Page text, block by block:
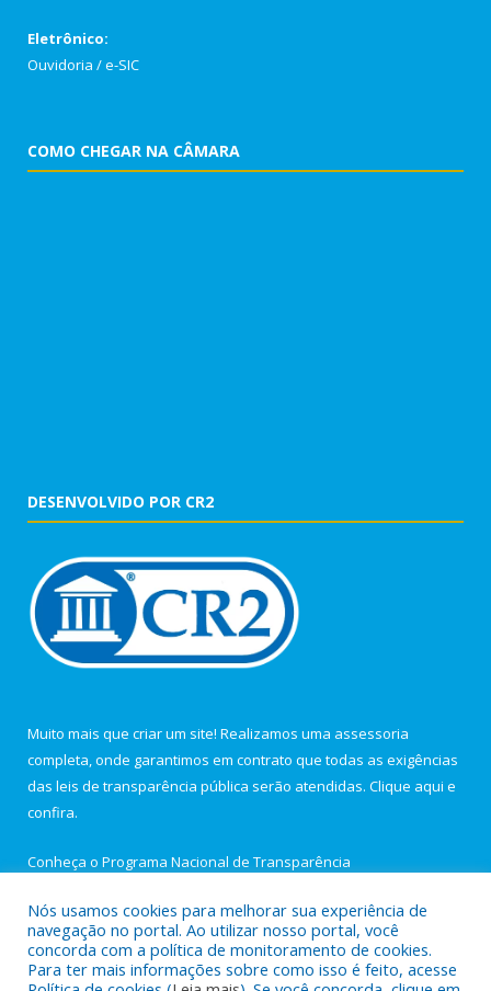
Eletrônico:
Ouvidoria /e-SIC
COMO CHEGAR NA CÂMARA
DESENVOLVIDO POR CR2
Muito mais que criar um site! Realizamos uma assessoria
completa, onde garantimos em contrato que todas as exigências
das leis de transparência pública serão atendidas. Clique aqui e
confira.
Conheça o Programa Nacional de Transparência
Todos os direitos reservados a Câmara Municipal de Igarapé-
Nós usamos cookies para melhorar sua experiência de
navegação no portal. Ao utilizar nosso portal, você
concorda com a política de monitoramento de cookies.
Para ter mais informações sobre como isso é feito, acesse